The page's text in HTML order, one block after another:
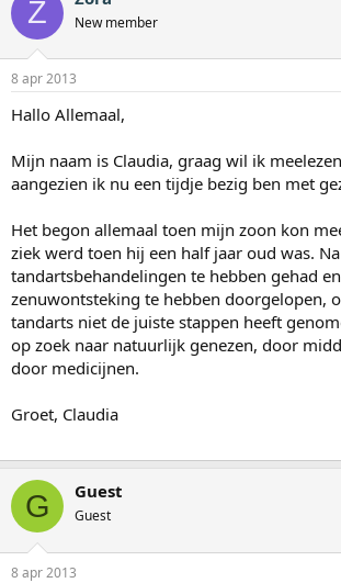
r
p
s
t
r
e
r
t
m
Z New member
8 apr 2013
Hallo Allemaal,
Mijn naam is Claudia, graag wil ik
aangezien ik nu een tijdje bezig ben met
Het begon allemaal toen mijn zoon kon
ziek werd toen hij een half jaar oud was.
tandartsbehandelingen te hebben gehad
zenuwontsteking te hebben doorgelopen,
tandarts niet de juiste stappen heeft
op zoek naar natuurlijk genezen, door
door medicijnen.
Groet, Claudia
G Guest
Guest
8 apr 2013